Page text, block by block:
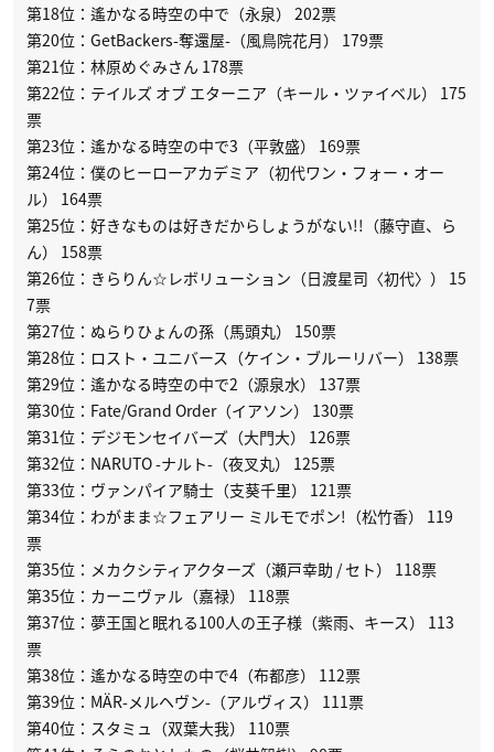
第18位：遙かなる時空の中で（永泉） 202票
第20位：GetBackers-奪還屋-（風鳥院花月） 179票
第21位：林原めぐみさん 178票
第22位：テイルズ オブ エターニア（キール・ツァイベル） 175
票
第23位：遙かなる時空の中で3（平敦盛） 169票
第24位：僕のヒーローアカデミア（初代ワン・フォー・オー
ル） 164票
第25位：好きなものは好きだからしょうがない!!（藤守直、ら
ん） 158票
第26位：きらりん☆レボリューション（日渡星司〈初代〉） 15
7票
第27位：ぬらりひょんの孫（馬頭丸） 150票
第28位：ロスト・ユニバース（ケイン・ブルーリバー） 138票
第29位：遙かなる時空の中で2（源泉水） 137票
第30位：Fate/Grand Order（イアソン） 130票
第31位：デジモンセイバーズ（大門大） 126票
第32位：NARUTO -ナルト-（夜叉丸） 125票
第33位：ヴァンパイア騎士（支葵千里） 121票
第34位：わがまま☆フェアリー ミルモでポン!（松竹香） 119
票
第35位：メカクシティアクターズ（瀬戸幸助 / セト） 118票
第35位：カーニヴァル（嘉禄） 118票
第37位：夢王国と眠れる100人の王子様（紫雨、キース） 113
票
第38位：遙かなる時空の中で4（布都彦） 112票
第39位：MÄR-メルヘヴン-（アルヴィス） 111票
第40位：スタミュ（双葉大我） 110票